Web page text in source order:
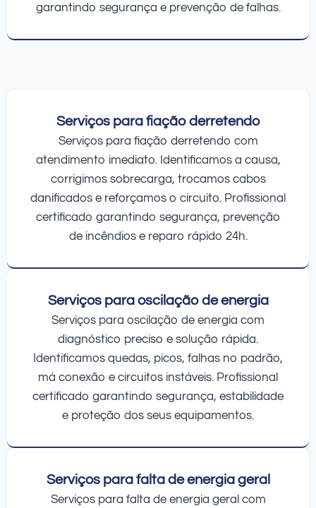
garantindo segurança e prevenção de falhas.
Serviços para fiação derretendo
Serviços para fiação derretendo com
atendimento imediato. Identificamos a causa,
corrigimos sobrecarga, trocamos cabos
danificados e reforçamos o circuito. Profissional
certificado garantindo segurança, prevenção
de incêndios e reparo rápido 24h.
Serviços para oscilação de energia
Serviços para oscilação de energia com
diagnóstico preciso e solução rápida.
Identificamos quedas, picos, falhas no padrão,
má conexão e circuitos instáveis. Profissional
certificado garantindo segurança, estabilidade
e proteção dos seus equipamentos.
Serviços para falta de energia geral
Serviços para falta de energia geral com